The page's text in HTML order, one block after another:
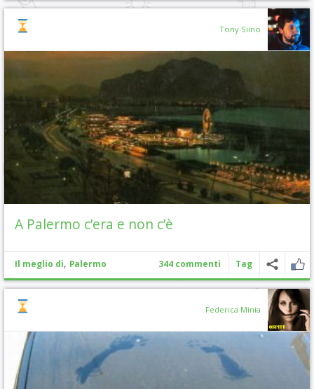
Tony Siino
A Palermo c’era e non c’è
Il meglio di, Palermo 344 commenti Tag
Federica Minia